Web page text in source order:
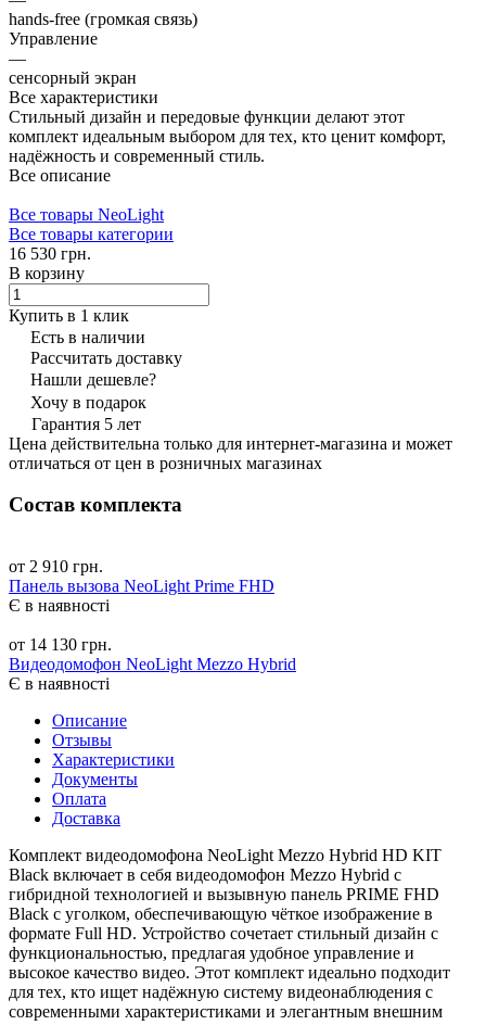
hands-free (громкая связь)
Управление
—
сенсорный экран
Все характеристики
Стильный дизайн и передовые функции делают этот
комплект идеальным выбором для тех, кто ценит комфорт,
надёжность и современный стиль.
Все описание
Все товары NeoLight
Все товары категории
16 530 грн.
В корзину
Купить в 1 клик
Есть в наличии
Рассчитать доставку
Нашли дешевле?
Хочу в подарок
Гарантия 5 лет
Цена действительна только для интернет-магазина и может
отличаться от цен в розничных магазинах
Состав комплекта
от 2 910 грн.
Панель вызова NeoLight Prime FHD
Є в наявності
от 14 130 грн.
Видеодомофон NeoLight Mezzo Hybrid
Є в наявності
Описание
Отзывы
Характеристики
Документы
Оплата
Доставка
Комплект видеодомофона NeoLight Mezzo Hybrid HD KIT
Black включает в себя видеодомофон Mezzo Hybrid с
гибридной технологией и вызывную панель PRIME FHD
Black с уголком, обеспечивающую чёткое изображение в
формате Full HD. Устройство сочетает стильный дизайн с
функциональностью, предлагая удобное управление и
высокое качество видео. Этот комплект идеально подходит
для тех, кто ищет надёжную систему видеонаблюдения с
современными характеристиками и элегантным внешним